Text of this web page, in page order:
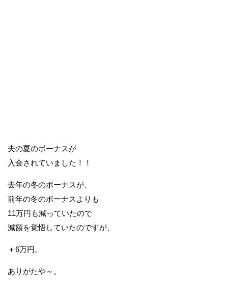
夫の夏のボーナスが
入金されていました！！
去年の冬のボーナスが、
前年の冬のボーナスよりも
11万円も減っていたので
減額を覚悟していたのですが、
＋6万円。
ありがたや～。